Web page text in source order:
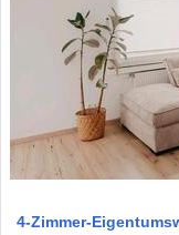
4-Zimmer-